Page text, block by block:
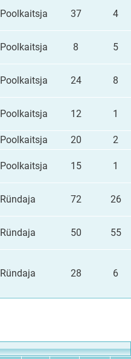
Poolkaitsja 37 4
Poolkaitsja 8 5
Poolkaitsja 24 8
Poolkaitsja 12 1
Poolkaitsja 20 2
Poolkaitsja 15 1
Ründaja 72 26
Ründaja 50 55
Ründaja 28 6